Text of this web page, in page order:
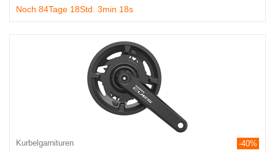
Noch 84Tage 18Std. 3min 18s
Kurbelgarnituren -40%